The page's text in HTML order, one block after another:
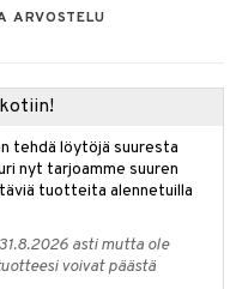
ARVOSTELU
tehdä löytöjä suuresta
nyt tarjoamme suuren
tuotteita alennetuilla
asti mutta ole
voivat päästä